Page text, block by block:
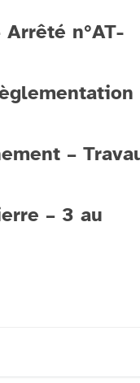
n°AT-
–
– 3 au